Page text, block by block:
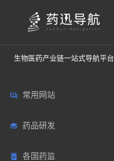
生物医药产业链一站式导航平台
常用网站
中国常用
药圈资讯
药品研发
药研数据库
各国药监